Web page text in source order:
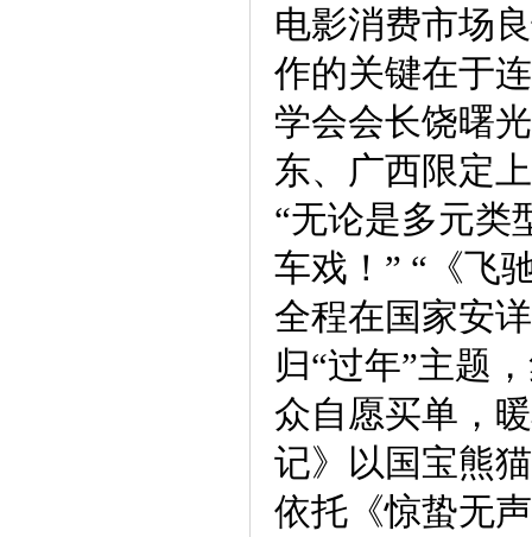
电影消费市场
作的关键在于
学会会长饶曙
东、广西限定
“无论是多元类
车戏！” “《飞
全程在国家安
归“过年”主题
众自愿买单，
记》以国宝熊
依托《惊蛰无